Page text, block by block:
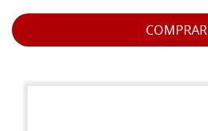
COMPRAR